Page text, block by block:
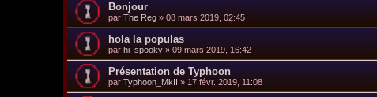
Bonjour
par The Reg » 08 mars 2019, 02:45
hola la populas
par hi_spooky » 09 mars 2019, 16:42
Présentation de Typhoon
par Typhoon_MkII » 17 févr. 2019, 11:08